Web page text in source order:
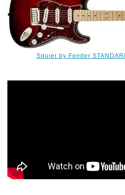
Squier by Fender